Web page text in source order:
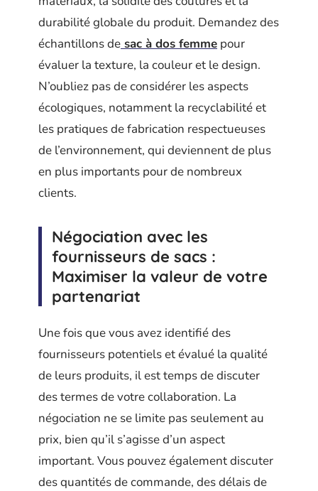
durabilité globale du produit. Demandez des
échantillons de sac à dos femme pour
évaluer la texture, la couleur et le design.
N’oubliez pas de considérer les aspects
écologiques, notamment la recyclabilité et
les pratiques de fabrication respectueuses
de l’environnement, qui deviennent de plus
en plus importants pour de nombreux
clients.
Négociation avec les
fournisseurs de sacs :
Maximiser la valeur de votre
partenariat
Une fois que vous avez identifié des
fournisseurs potentiels et évalué la qualité
de leurs produits, il est temps de discuter
des termes de votre collaboration. La
négociation ne se limite pas seulement au
prix, bien qu’il s’agisse d’un aspect
important. Vous pouvez également discuter
des quantités de commande, des délais de